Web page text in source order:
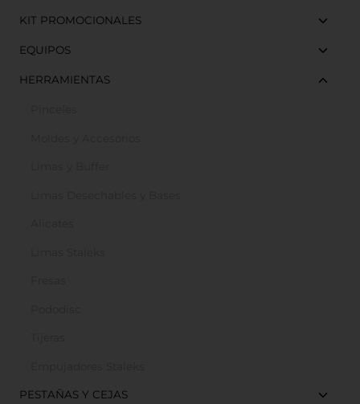
KIT PROMOCIONALES
EQUIPOS
HERRAMIENTAS
PESTAÑAS Y CEJAS